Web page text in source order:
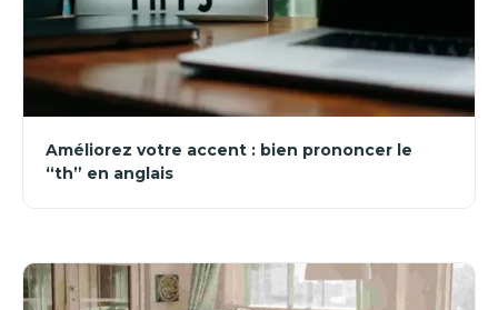
Améliorez votre accent : bien prononcer le
“th” en anglais